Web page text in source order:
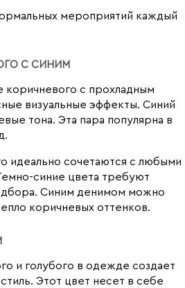
мероприятий каждый
С СИНИМ
коричневого с прохладным
визуальные эффекты. Синий
тона. Эта пара популярна в
идеально сочетаются с любыми
синие цвета требуют
Синим денимом можно
коричневых оттенков.
и голубого в одежде создает
Этот цвет несет в себе